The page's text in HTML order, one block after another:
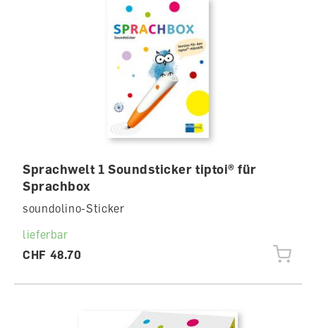
Sprachwelt 1 Soundsticker tiptoi® für
Sprachbox
soundolino-Sticker
lieferbar
CHF 48.70